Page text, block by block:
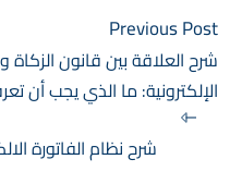
Previous Post
شرح العلاقة بين قانون
الإلكترونية: ما الذي يجب أن
شرح نظام الفاتورة